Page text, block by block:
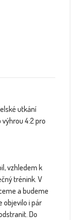
utkání
4:2 pro
vzhledem k
trénink. V
a budeme
objevilo i pár
Do